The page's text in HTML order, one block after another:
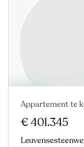
Appartement te
€ 401.345